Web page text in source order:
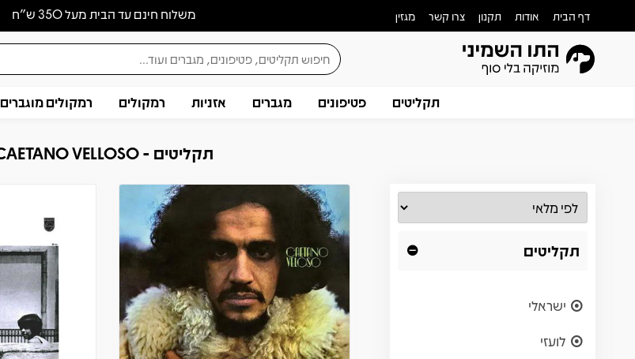
משלוח חינם עד הבית מעל 350 ש״ח דף הבית אודות תקנון צרו קשר מגזין
תקליטים פטיפונים מגברים אזניות רמקולים רמקולים מוגברים
תקליטים - CAETANO VELLOSO
תקליטים
ישראלי
לועזי